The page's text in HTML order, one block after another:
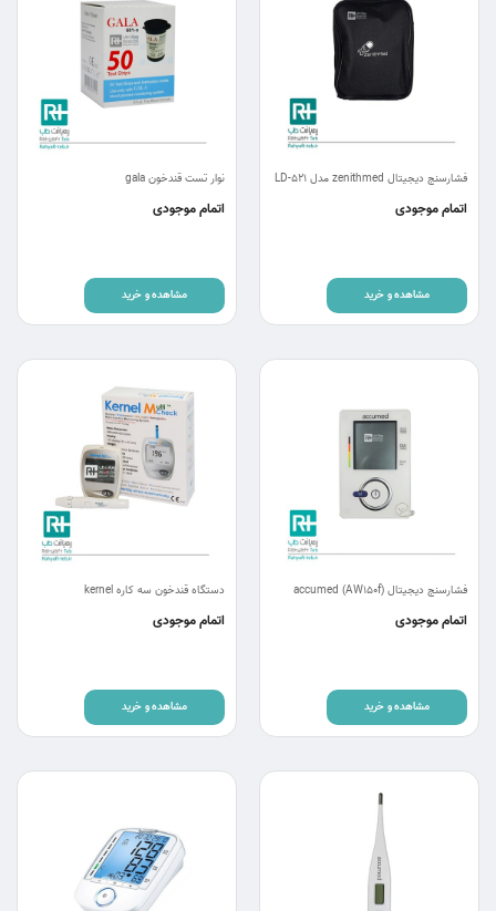
فشارسنج دیجیتال zenithmed مدل LD-521
اتمام موجودی
مشاهده و خرید
نوار تست قندخون gala
اتمام موجودی
مشاهده و خرید
فشارسنج دیجیتال accumed (AW150f)
اتمام موجودی
مشاهده و خرید
دستگاه قندخون سه کاره kernel
اتمام موجودی
مشاهده و خرید